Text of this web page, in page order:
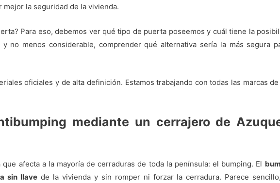
la seguridad de la vivienda.
Para eso, debemos ver qué tipo de puerta poseemos y cuál tiene la
no menos considerable, comprender qué alternativa sería la más segura
oficiales y de alta definición. Estamos trabajando con todas las marcas
mediante un cerrajero de
afecta a la mayoría de cerraduras de toda la península: el bumping. El
sin llave de la vivienda y sin romper ni forzar la cerradura. Parece